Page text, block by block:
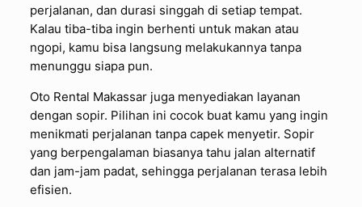
perjalanan, dan durasi singgah di setiap tempat.
Kalau tiba-tiba ingin berhenti untuk makan atau
ngopi, kamu bisa langsung melakukannya tanpa
menunggu siapa pun.
Oto Rental Makassar juga menyediakan layanan
dengan sopir. Pilihan ini cocok buat kamu yang ingin
menikmati perjalanan tanpa capek menyetir. Sopir
yang berpengalaman biasanya tahu jalan alternatif
dan jam-jam padat, sehingga perjalanan terasa lebih
efisien.